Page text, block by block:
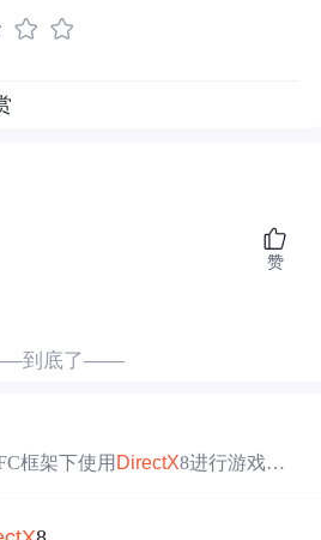
赞
到底了——
框架下使用 DirectX8进行游戏开